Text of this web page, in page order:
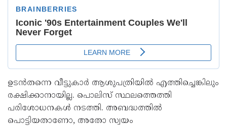
ഉടൻതന്നെ വീട്ടുകാർ ആശുപത്രിയിൽ എത്തിച്ചെങ്കിലും
രക്ഷിക്കാനായില്ല. പൊലിസ് സ്ഥലത്തെത്തി
പരിശോധനകൾ നടത്തി. അബദ്ധത്തിൽ
പൊട്ടിയതാണോ, അതോ സ്വയം